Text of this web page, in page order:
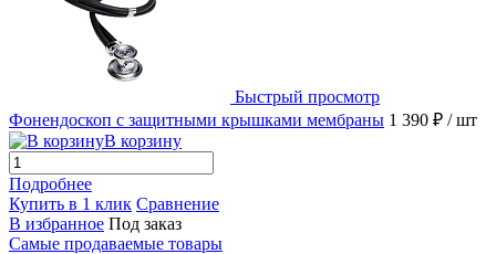
Быстрый просмотр
Фонендоскоп с защитными крышками мембраны 1 390 ₽ / шт
В корзину
Подробнее
Купить в 1 клик Сравнение
В избранное Под заказ
Самые продаваемые товары